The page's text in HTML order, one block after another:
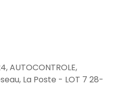
AUTOCONTROLE,
La Poste - LOT 7 28-